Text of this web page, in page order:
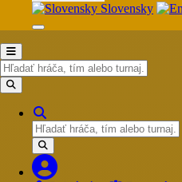
Slovensky